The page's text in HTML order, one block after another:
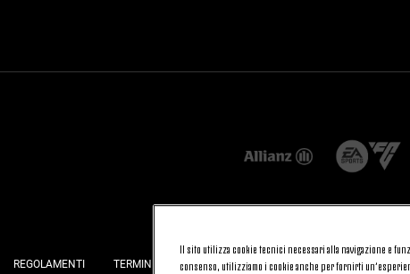
REGOLAMENTI TERMINI E CONDIZIONI FATTURAZIONE ELETTRONICA
Il sito utilizza cookie tecnici necessari alla navigazione e
consenso, utilizziamo i cookie anche per fornirti